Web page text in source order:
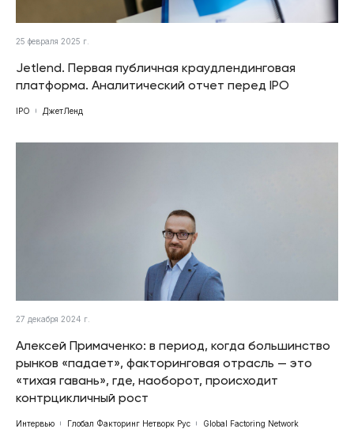
25 февраля 2025 г.
Jetlend. Первая публичная краудлендинговая
платформа. Аналитический отчет перед IPO
IPO ДжетЛенд
27 декабря 2024 г.
Алексей Примаченко: в период, когда большинство
рынков «падает», факторинговая отрасль — это
«тихая гавань», где, наоборот, происходит
контрцикличный рост
Интервью Глобал Факторинг Нетворк Рус Global Factoring Network